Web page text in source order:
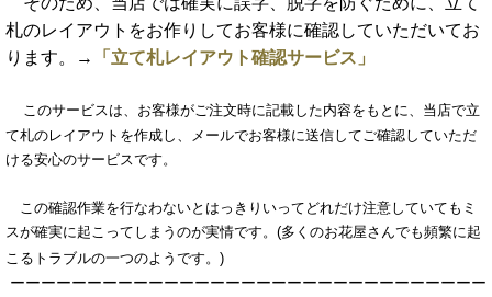
札のレイアウトをお作りしてお客様に確認していただいてお
ります。
→ 「立て札レイアウト確認サービス」
このサービスは、お客様がご注文時に記載した内容をもとに、当店で立
て札のレイアウトを作成し、メールでお客様に送信してご確認していただ
ける安心のサービスです。
この確認作業を行なわないとはっきりいってどれだけ注意していてもミ
スが確実に起こってしまうのが実情です。(多くのお花屋さんでも頻繁に起
こるトラブルの一つのようです。)
ーーーーーーーーーーーーーーーーーーーーーーーーーーーーーーー